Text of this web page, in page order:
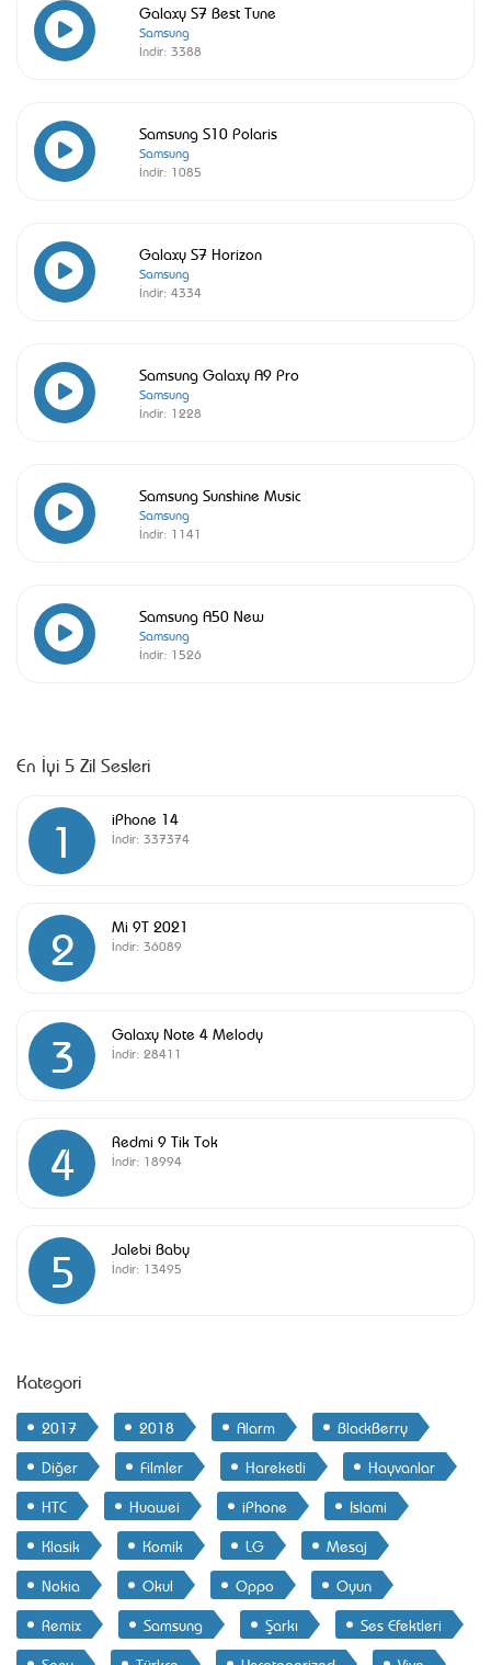
Galaxy S7 Best Tune
Samsung
İndir: 3388
Samsung S10 Polaris
Samsung
İndir: 1085
Galaxy S7 Horizon
Samsung
İndir: 4334
Samsung Galaxy A9 Pro
Samsung
İndir: 1228
Samsung Sunshine Music
Samsung
İndir: 1141
Samsung A50 New
Samsung
İndir: 1526
En İyi 5 Zil Sesleri
1 iPhone 14
İndir: 337374
2 Mi 9T 2021
İndir: 36089
3 Galaxy Note 4 Melody
İndir: 28411
4 Redmi 9 Tik Tok
İndir: 18994
5 Jalebi Baby
İndir: 13495
Kategori
2017 2018 Alarm
BlackBerry
Diğer
Filmler Hareketli
Hayvanlar
HTC
Huawei iPhone
Islami
Klasik
Komik LG
Mesaj
Nokia
Okul Oppo
Oyun
Remix
Samsung Şarkı
Ses Efektleri